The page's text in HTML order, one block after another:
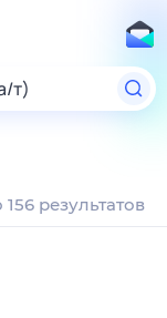
т)
результатов